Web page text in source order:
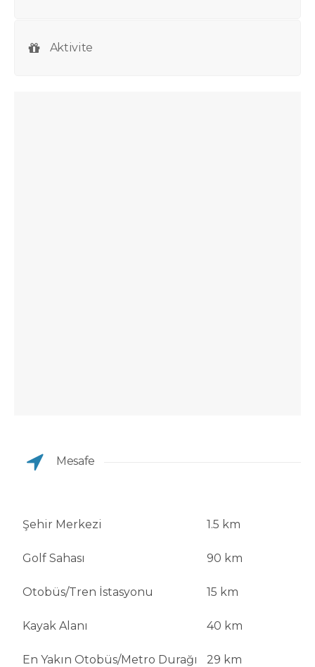
Aktivite
Mesafe
Şehir Merkezi 1.5 km
Golf Sahası 90 km
Otobüs/Tren İstasyonu 15 km
Kayak Alanı 40 km
En Yakın Otobüs/Metro Durağı 29 km